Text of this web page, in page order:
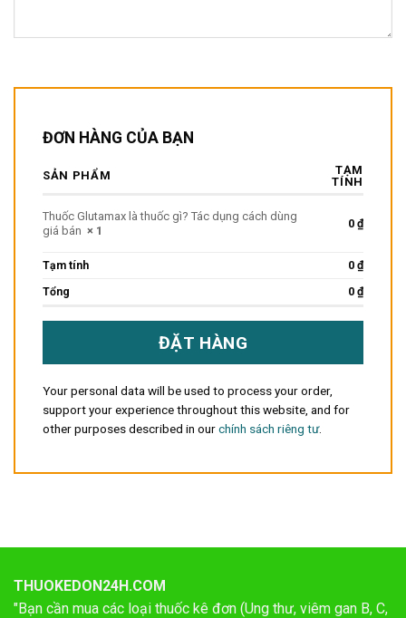
ĐƠN HÀNG CỦA BẠN
SẢN PHẨM
TẠM
TÍNH
Thuốc Glutamax là thuốc gì? Tác dụng cách dùng
giá bán × 1
0 ₫
Tạm tính 0 ₫
Tổng 0 ₫
ĐẶT HÀNG
Your personal data will be used to process your order,
support your experience throughout this website, and for
other purposes described in ourchính sách riêng tư.
THUOKEDON24H.COM
"Bạn cần mua các loại thuốc kê đơn (Ung thư, viêm gan B, C,